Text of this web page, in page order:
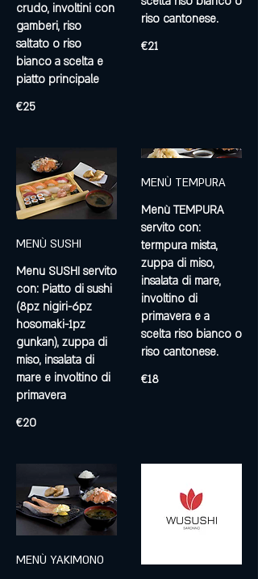
crudo, involtini con
gamberi, riso
saltato o riso
bianco a scelta e
piatto principale
€25
riso cantonese.
€21
MENÙ SUSHI
Menu SUSHI servito
con: Piatto di sushi
(8pz nigiri-6pz
hosomaki-1pz
gunkan), zuppa di
miso, insalata di
mare e involtino di
primavera
€20
MENÙ TEMPURA
Menù TEMPURA
servito con:
termpura mista,
zuppa di miso,
insalata di mare,
involtino di
primavera e a
scelta riso bianco o
riso cantonese.
€18
MENÙ YAKIMONO